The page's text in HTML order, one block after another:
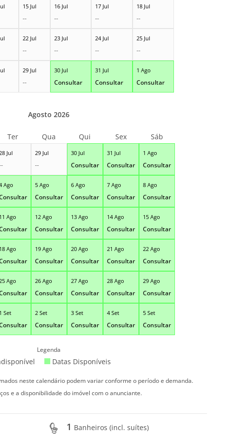
15 Jul
--
16 Jul
--
17 Jul
--
18 Jul
--
22 Jul
--
23 Jul
--
24 Jul
--
25 Jul
--
29 Jul
--
30 Jul
Consultar
31 Jul
Consultar
1 Ago
Consultar
28 Jul 29 Jul
--
30 Jul
Consultar
31 Jul
Consultar
1 Ago
Consultar
Ago 5 Ago
Consultar
6 Ago
Consultar
7 Ago
Consultar
8 Ago
Consultar
11 Ago 12 Ago
Consultar
13 Ago
Consultar
14 Ago
Consultar
15 Ago
Consultar
18 Ago 19 Ago
Consultar
20 Ago
Consultar
21 Ago
Consultar
22 Ago
Consultar
25 Ago 26 Ago
Consultar
27 Ago
Consultar
28 Ago
Consultar
29 Ago
Consultar
1 Set 2 Set
Consultar
3 Set
Consultar
4 Set
Consultar
5 Set
Consultar
Agosto 2026
Ter Qua Qui Sex Sáb
Legenda
Datas Disponíveis
neste calendário podem variar conforme o período e demanda.
e a disponibilidade do imóvel com o anunciante.
1 Banheiros (incl. suítes)